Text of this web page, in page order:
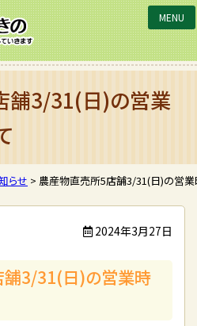
JA埼玉ひびきの
舗3/31(日)の営業
らせ > 農産物直売所5店舗3/31(日)の営
2024年3月27日
3/31(日)の営業時